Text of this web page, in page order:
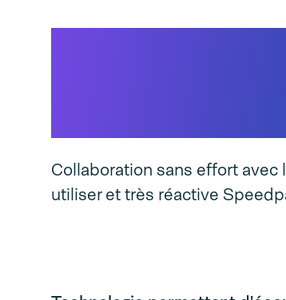
Collaboration sans effort avec
utiliser et très réactive